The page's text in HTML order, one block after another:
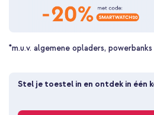
*m.u.v. algemene opladers,
Stel je toestel in en ontdek in één